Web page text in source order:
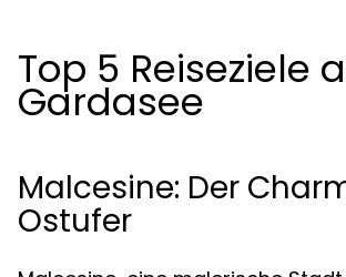
Top 5 Reiseziele
Gardasee
Malcesine: Der
Ostufer